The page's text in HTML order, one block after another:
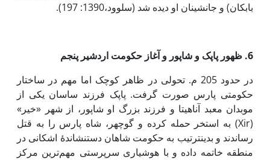
بابکان) و جانشینان او دیده شد (سلوود،1390: 197).
6. ظهور پاپک و شاپور و آغاز حکومت اردشیر پنجم
در حدود 205 م. تحولی در ظاهر کوچک اما مهم در ساختار
حکومتی پارس صورت گرفت. پاپک فرزند ساسان یکی از
موبدان معبد آناهیتا و فرزند بزرگ او شاپور، از شهر «خیر»
(Xir) به استخر حمله کرده و گوچهر، شاه پارس را به قتل
رساندند و بدین­ترتیب به حکومت شاهان دست­نشاندۀ اشکانی در
منطقه خاتمه داده و با هوشیاری سرپرستی مهم‌ترین مرکز